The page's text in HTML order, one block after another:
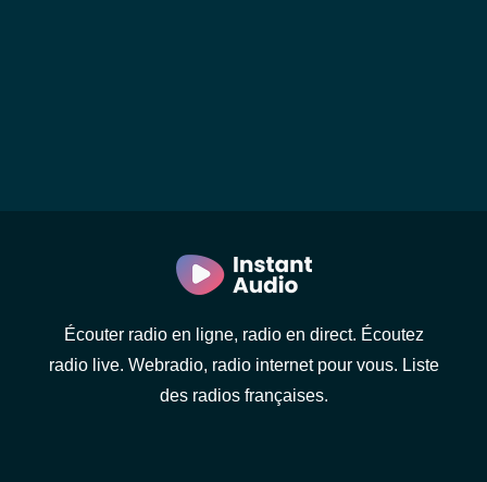
Écouter radio en ligne, radio en direct. Écoutez
radio live. Webradio, radio internet pour vous. Liste
des radios françaises.